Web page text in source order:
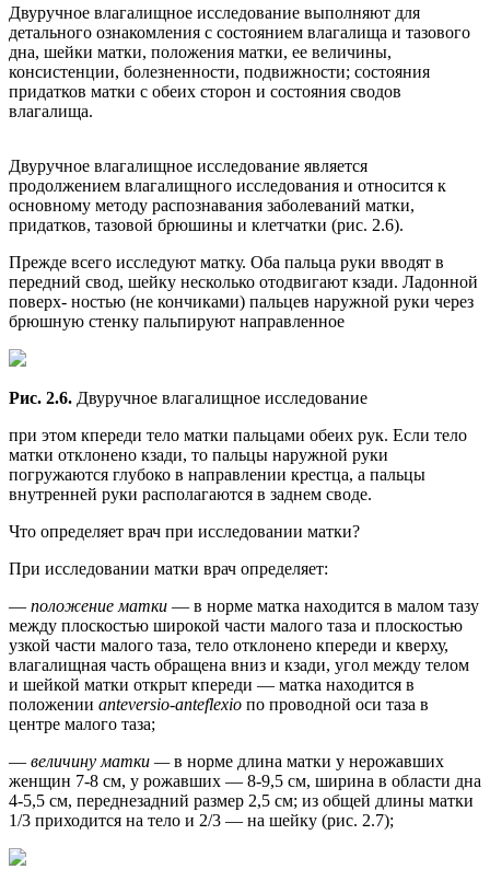
Двуручное влагалищное исследование выполняют для
детального ознакомления с состоянием влагалища и тазового
дна, шейки матки, положения матки, ее величины,
консистенции, болезненности, подвижности; состояния
придатков матки с обеих сторон и состояния сводов
влагалища.
Двуручное влагалищное исследование является
продолжением влагалищного исследования и относится к
основному методу распознавания заболеваний матки,
придатков, тазовой брюшины и клетчатки (рис. 2.6).
Прежде всего исследуют матку. Оба пальца руки вводят в
передний свод, шейку несколько отодвигают кзади. Ладонной
поверх- ностью (не кончиками) пальцев наружной руки через
брюшную стенку пальпируют направленное
Рис. 2.6. Двуручное влагалищное исследование
при этом кпереди тело матки пальцами обеих рук. Если тело
матки отклонено кзади, то пальцы наружной руки
погружаются глубоко в направлении крестца, а пальцы
внутренней руки располагаются в заднем своде.
Что определяет врач при исследовании матки?
При исследовании матки врач определяет:
— положение матки — в норме матка находится в малом тазу
между плоскостью широкой части малого таза и плоскостью
узкой части малого таза, тело отклонено кпереди и кверху,
влагалищная часть обращена вниз и кзади, угол между телом
и шейкой матки открыт кпереди — матка находится в
положении anteversio-anteflexio по проводной оси таза в
центре малого таза;
— величину матки —в норме длина матки у нерожавших
женщин 7-8 см, у рожавших — 8-9,5 см, ширина в области дна
4-5,5 см, переднезадний размер 2,5 см; из общей длины матки
1/3 приходится на тело и 2/3 — на шейку (рис. 2.7);